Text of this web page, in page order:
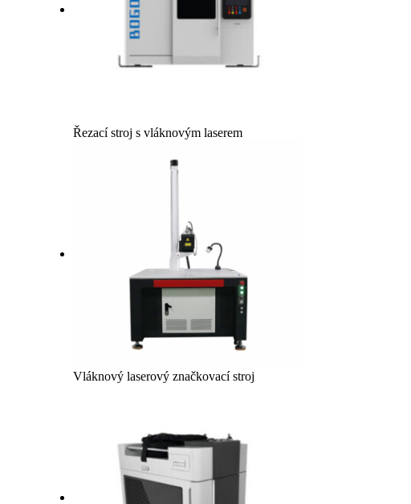
Řezací stroj s vláknovým laserem
Vláknový laserový značkovací stroj